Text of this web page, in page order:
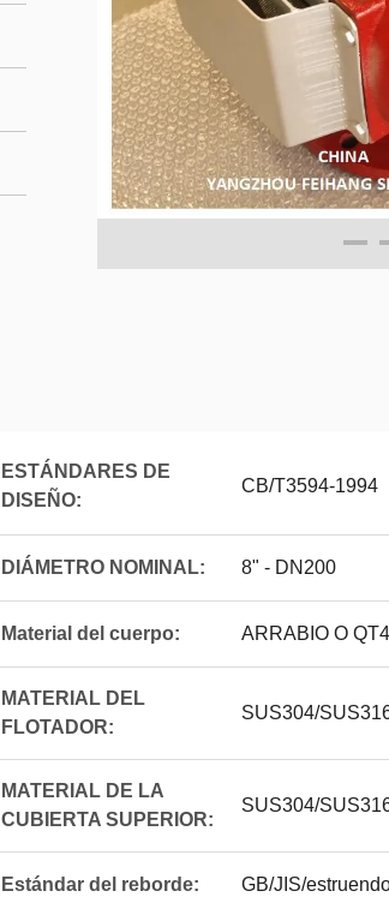
ESTÁNDARES DE
DISEÑO:
CB/T3594-1994
DIÁMETRO NOMINAL: 8" - DN200
Material del cuerpo: ARRABIO O
MATERIAL DEL
FLOTADOR:
SUS304/
MATERIAL DE LA
CUBIERTA SUPERIOR:
SUS304/
Estándar del reborde: GB/JIS/